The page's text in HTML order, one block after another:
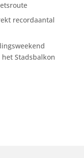
recordaantal
het Stadsbalkon